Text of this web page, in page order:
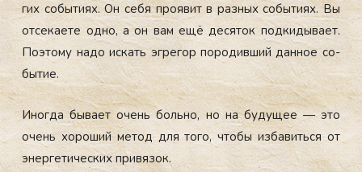
гих со­быти­ях. Он се­бя про­явит в раз­ных со­быти­ях. Вы
от­се­ка­ете од­но, а он вам ещё де­сяток под­ки­дыва­ет.
По­это­му на­до ис­кать эг­ре­гор по­родив­ший дан­ное со­
бытие.
Иног­да бы­ва­ет очень боль­но, но на бу­дущее — это
очень хо­роший ме­тод для то­го, что­бы из­ба­вить­ся от
энер­ге­тичес­ких при­вязок.